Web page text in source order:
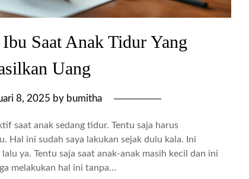
Saat Anak Tidur Yang
Uang
8, 2025 by bumitha
saat anak sedang tidur. Tentu saja harus
Hal ini sudah saya lakukan sejak dulu kala. Ini
ya. Tentu saja saat anak-anak masih kecil dan ini
melakukan hal ini tanpa…